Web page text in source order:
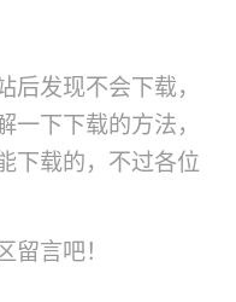
后发现不会下载，
一下下载的方法，
下载的，不过各位
留言吧！